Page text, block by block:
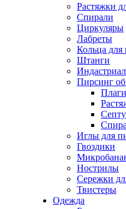
Растяжки
Спирали
Циркуляры
Лабреты
Кольца для
Штанги
Пирсинг
Плаги
Иглы для
Гвоздики
Нострилы
Сережки
Твистеры
Одежда